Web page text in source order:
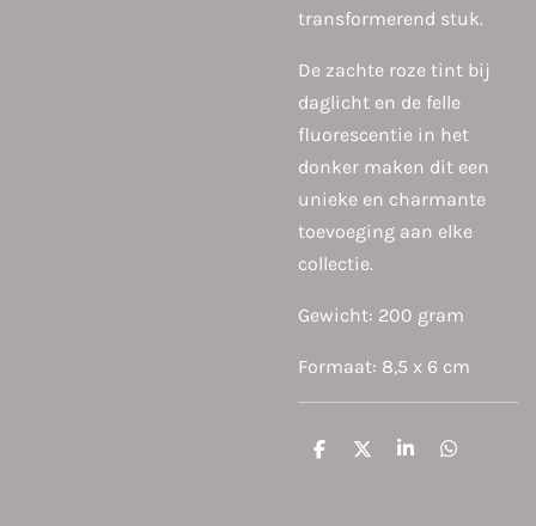
transformerend stuk.
De zachte roze tint bij
daglicht en de felle
fluorescentie in het
donker maken dit een
unieke en charmante
toevoeging aan elke
collectie.
Gewicht: 200 gram
Formaat: 8,5 x 6 cm
D
D
S
D